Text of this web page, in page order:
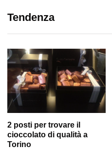
Tendenza
2 posti per trovare il
cioccolato di qualità a
Torino